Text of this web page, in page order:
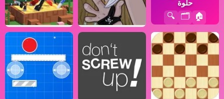
حلوة
🏠
🗂️
🔍